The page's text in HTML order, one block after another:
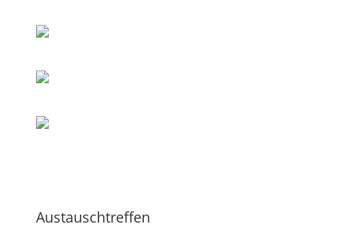
Austauschtreffen